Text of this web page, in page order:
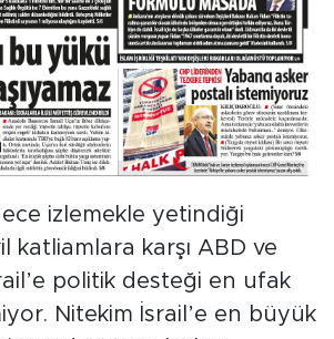
izlemekle yetindiği
katliamlara karşı ABD ve
politik desteği en ufak
Nitekim İsrail’e en büyük